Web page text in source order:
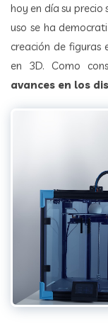
hoy en día su
uso se ha
creación de
en 3D. Como
avances en los